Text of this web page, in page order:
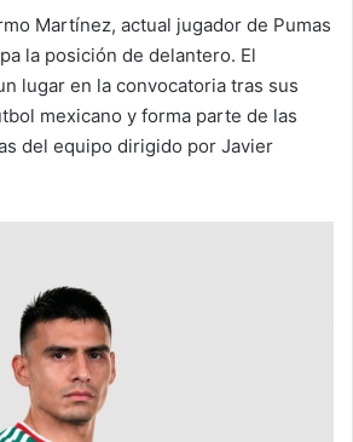
Martínez, actual jugador de Pumas
la posición de delantero. El
lugar en la convocatoria tras sus
mexicano y forma parte de las
del equipo dirigido por Javier